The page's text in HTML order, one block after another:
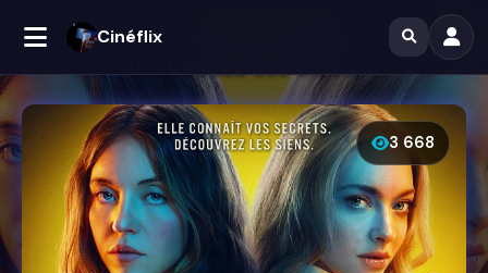
Cinéflix
3 668